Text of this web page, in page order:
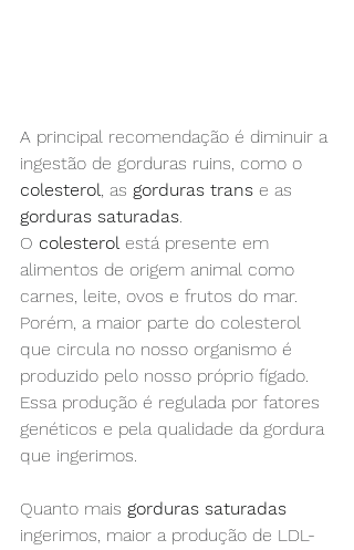
A principal recomendação é diminuir a
ingestão de gorduras ruins, como o
colesterol, as gorduras trans e as
gorduras saturadas.
O colesterol está presente em
alimentos de origem animal como
carnes, leite, ovos e frutos do mar.
Porém, a maior parte do colesterol
que circula no nosso organismo é
produzido pelo nosso próprio fígado.
Essa produção é regulada por fatores
genéticos e pela qualidade da gordura
que ingerimos.
Quanto mais gorduras saturadas
ingerimos, maior a produção de LDL-